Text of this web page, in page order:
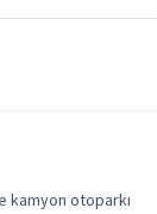
kamyon otoparkı